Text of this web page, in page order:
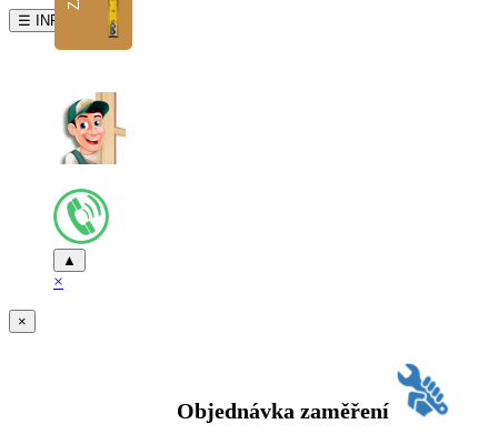
☰ INFO
▲
×
×
Objednávka zaměření